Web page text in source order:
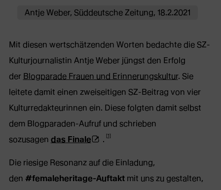
Antje Weber, Süddeutsche Zeitung, 18.2.2021
Mit diesen wertschätzenden Worten bedachte die SZ-
Kulturjournalistin Antje Weber jüngst den Erfolg
der Blogparade Frauen und Erinnerungskultur. Sie
leitete damit einen zweiseitigen SZ-Beitrag von vier
Kulturredakteurinnen ein. Diese folgten damit selbst
dem Blogparaden-Aufruf und schrieben
sozusagen das Finale(Öffnet
. [1]
Die riesige Resonanz auf die Einladung,
den #femaleheritage-Auftakt mit uns zu gestalten,